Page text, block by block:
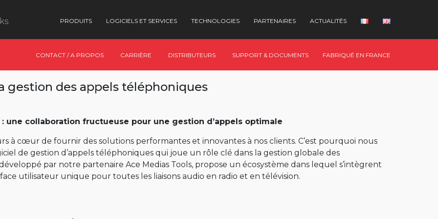
PRODUITS LOGICIELS ET SERVICES TECHNOLOGIES PARTENAIRES ACTUALITÉS
CONTACT / A PROPOS CARRIÈRE DISTRIBUTEURS SUPPORT & DOCUMENTS FABRIQUÉ EN FRANCE
gestion des appels téléphoniques
une collaboration fructueuse pour une gestion d’appels optimale
à cœur de fournir des solutions performantes et innovantes à nos clients. C’est pourquoi nous
de gestion d’appels téléphoniques qui joue un rôle clé dans la gestion globale des
par notre partenaire Ace Medias Tools, propose un écosystème dans lequel s’intègrent
utilisateur unique pour toutes les liaisons audio en radio et en télévision.